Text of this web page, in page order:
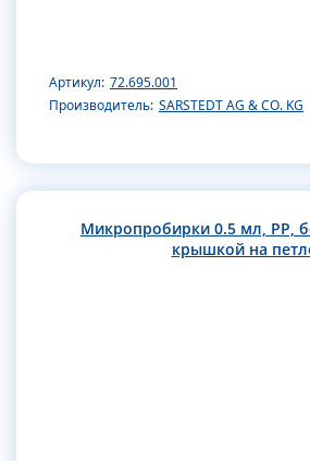
Артикул: 72.695.001
Производитель: SARSTEDT AG & CO. KG
Микропробирки 0.5 мл, РР,
крышкой на